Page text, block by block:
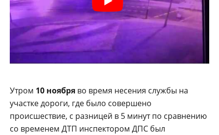
Утром 10 ноября во время несения службы на
участке дороги, где было совершено
происшествие, с разницей в 5 минут по сравнению
со временем ДТП инспектором ДПС был